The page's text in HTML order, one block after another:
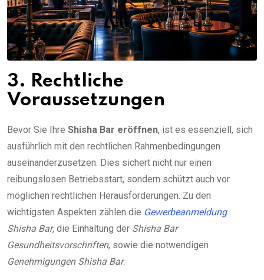
3. Rechtliche
Voraussetzungen
Bevor Sie Ihre Shisha Bar eröffnen, ist es essenziell, sich
ausführlich mit den rechtlichen Rahmenbedingungen
auseinanderzusetzen. Dies sichert nicht nur einen
reibungslosen Betriebsstart, sondern schützt auch vor
möglichen rechtlichen Herausforderungen. Zu den
wichtigsten Aspekten zählen die Gewerbeanmeldung
Shisha Bar, die Einhaltung der Shisha Bar
Gesundheitsvorschriften, sowie die notwendigen
Genehmigungen Shisha Bar.